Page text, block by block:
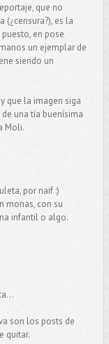
que no
(¿censura?), es la
en pose
un ejemplar de
siendo un
que la imagen siga
una tía buenísima
Moli.
por naif :)
monas, con su
infantil o algo.
son los posts de
quitar.